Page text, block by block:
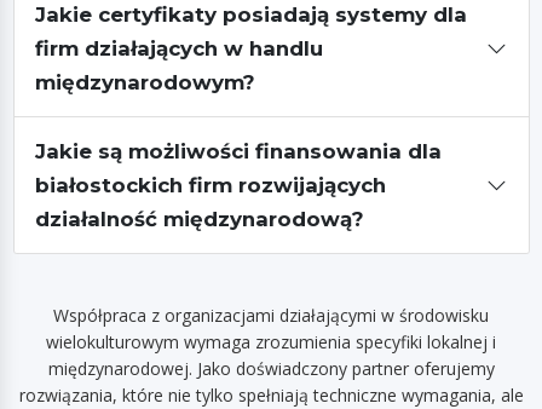
Jakie certyfikaty posiadają systemy dla
firm działających w handlu
międzynarodowym?
Jakie są możliwości finansowania dla
białostockich firm rozwijających
działalność międzynarodową?
Współpraca z organizacjami działającymi w środowisku
wielokulturowym wymaga zrozumienia specyfiki lokalnej i
międzynarodowej. Jako doświadczony partner oferujemy
rozwiązania, które nie tylko spełniają techniczne wymagania, ale